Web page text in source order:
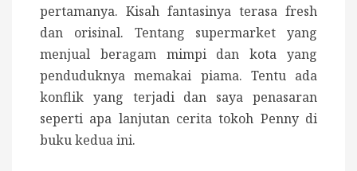
pertamanya. Kisah fantasinya terasa fresh
dan orisinal. Tentang supermarket yang
menjual beragam mimpi dan kota yang
penduduknya memakai piama. Tentu ada
konflik yang terjadi dan saya penasaran
seperti apa lanjutan cerita tokoh Penny di
buku kedua ini.